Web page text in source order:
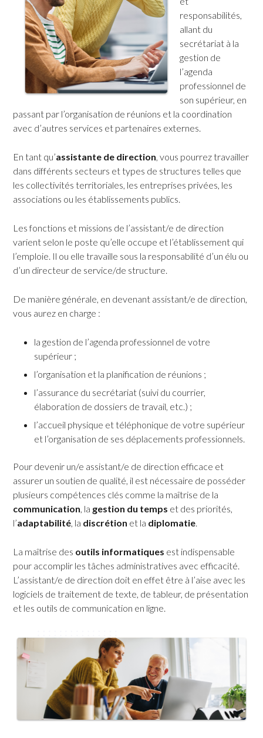
responsabilités,
allant du
secrétariat à la
gestion de
l’agenda
professionnel de
son supérieur, en
passant par l’organisation de réunions et la coordination
avec d’autres services et partenaires externes.
En tant qu’assistante de direction, vous pourrez travailler
dans différents secteurs et types de structures telles que
les collectivités territoriales, les entreprises privées, les
associations ou les établissements publics.
Les fonctions et missions de l’assistant/e de direction
varient selon le poste qu’elle occupe et l’établissement qui
l’emploie. Il ou elle travaille sous la responsabilité d’un élu ou
d’un directeur de service/de structure.
De manière générale, en devenant assistant/e de direction,
vous aurez en charge :
la gestion de l’agenda professionnel de votre
supérieur ;
l’organisation et la planification de réunions ;
l’assurance du secrétariat (suivi du courrier,
élaboration de dossiers de travail, etc.) ;
l’accueil physique et téléphonique de votre supérieur
et l’organisation de ses déplacements professionnels.
Pour devenir un/e assistant/e de direction efficace et
assurer un soutien de qualité, il est nécessaire de posséder
plusieurs compétences clés comme la maîtrise de la
communication, la gestion du temps et des priorités,
l’adaptabilité, la discrétion et la diplomatie.
La maîtrise des outils informatiques est indispensable
pour accomplir les tâches administratives avec efficacité.
L’assistant/e de direction doit en effet être à l’aise avec les
logiciels de traitement de texte, de tableur, de présentation
et les outils de communication en ligne.